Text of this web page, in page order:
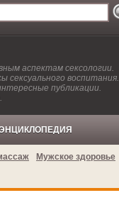
аспектам сексологии.
сексуального воспитания.
публикации.
Мужское здоровье